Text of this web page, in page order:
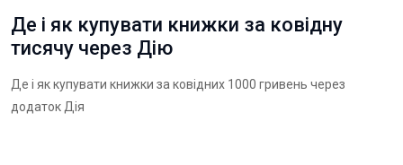
Де і як купувати книжки за ковідну
тисячу через Дію
Де і як купувати книжки за ковідних 1000 гривень через
додаток Дія